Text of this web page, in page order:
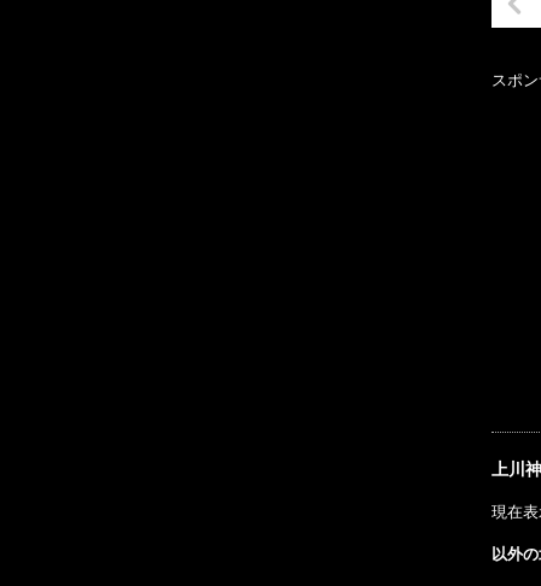
スポ
上川
現在
以外